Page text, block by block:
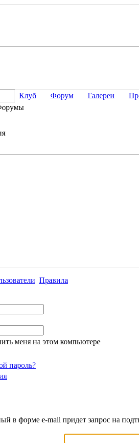
Клуб Форум Галереи
Правила
меня на этом компьютере
пароль?
в форме e-mail придет запрос на